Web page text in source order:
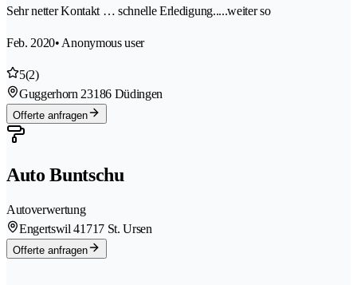
Sehr netter Kontakt … schnelle Erledigung.....weiter so
Feb. 2020• Anonymous user
5(2)
Guggerhorn 23186 Düdingen
Offerte anfragen
Auto Buntschu
Autoverwertung
Engertswil 41717 St. Ursen
Offerte anfragen